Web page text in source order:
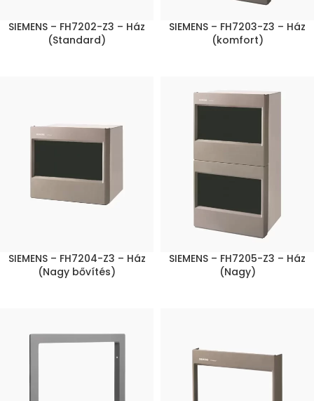
SIEMENS – FH7202-Z3 – Ház
(Standard)
SIEMENS – FH7203-Z3 – Ház
(komfort)
SIEMENS – FH7204-Z3 – Ház
(Nagy bővítés)
SIEMENS – FH7205-Z3 – Ház
(Nagy)